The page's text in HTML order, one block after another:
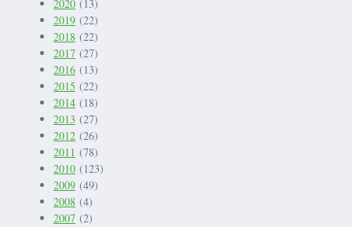
2020 (13)
2019 (22)
2018 (22)
2017 (27)
2016 (13)
2015 (22)
2014 (18)
2013 (27)
2012 (26)
2011 (78)
2010 (123)
2009 (49)
2008 (4)
2007 (2)